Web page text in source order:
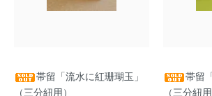
帯留「流水に紅珊瑚玉」
（三分紐用）
帯留
（三分紐用